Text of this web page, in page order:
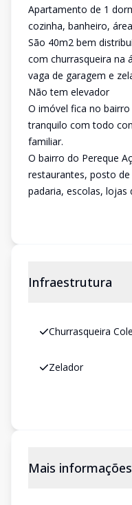
Apartamento de 1
cozinha, banheiro,
São 40m2 bem
com churrasqueira na
vaga de garagem e
Não tem elevador
O imóvel fica no
tranquilo com todo
familiar.
O bairro do Pereque
restaurantes, posto
padaria, escolas, lojas
Infraestrutura
Churrasqueira
Zelador
Mais informações